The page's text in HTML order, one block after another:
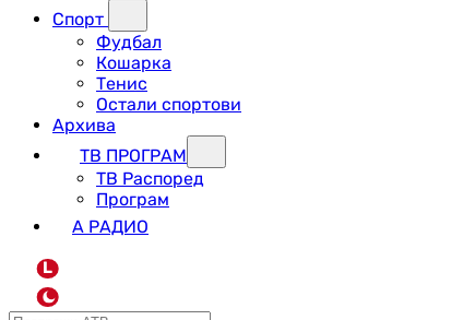
Спорт
Фудбал
Кошарка
Тенис
Остали спортови
Архива
ТВ ПРОГРАМ
ТВ Распоред
Програм
А РАДИО
L